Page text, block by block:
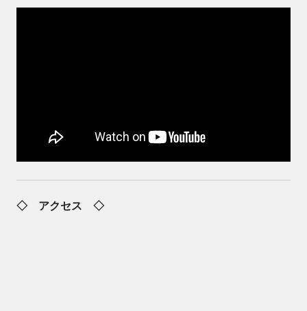
◇ アクセス ◇